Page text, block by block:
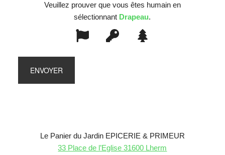
Veuillez prouver que vous êtes humain en
sélectionnant Drapeau.
Le Panier du Jardin EPICERIE & PRIMEUR
33 Place de l’Eglise 31600 Lherm